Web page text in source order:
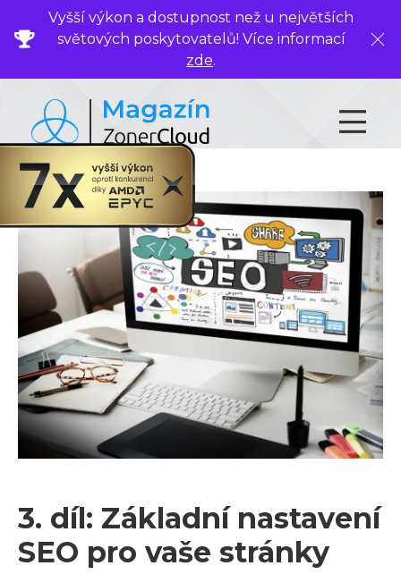
Vyšší výkon a dostupnost než u největších
světových poskytovatelů! Více informací
zde.
3. díl: Základní nastavení
SEO pro vaše stránky